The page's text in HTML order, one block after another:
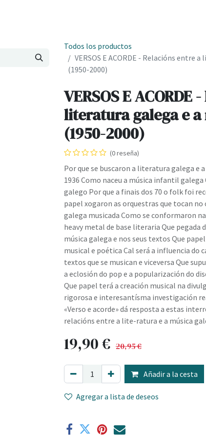
Todos los productos
VERSOS E ACORDE - Relacións entre
(1950-2000)
VERSOS E
literatura galega e
(1950-2000)
(0 reseña)
Por que se buscaron a literatura galega e
1936 Como naceu a música infantil galega
galego Por que a finais dos 70 o folk foi
papel xogaron as orquestras que tocan
galega musicada Como se conformaron
heavy metal de base literaria Que pegada
música galega e nos seus textos Que
musical e poética Cal será a influencia do
textos que se musican e viceversa Que
a eclosión do pop e a popularización do
Que papel terá a creación musical na
rigorosa e interesantísma investigación
«Verso e acorde» dá resposta a estas
relacións entre a lite-ratura e a música
19,90€ 20,95€
Añadir a la cesta
Agregar a lista de deseos